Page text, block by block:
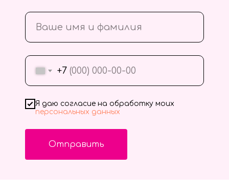
+7
Я даю согласие на обработку моих
персональных данных
Отправить